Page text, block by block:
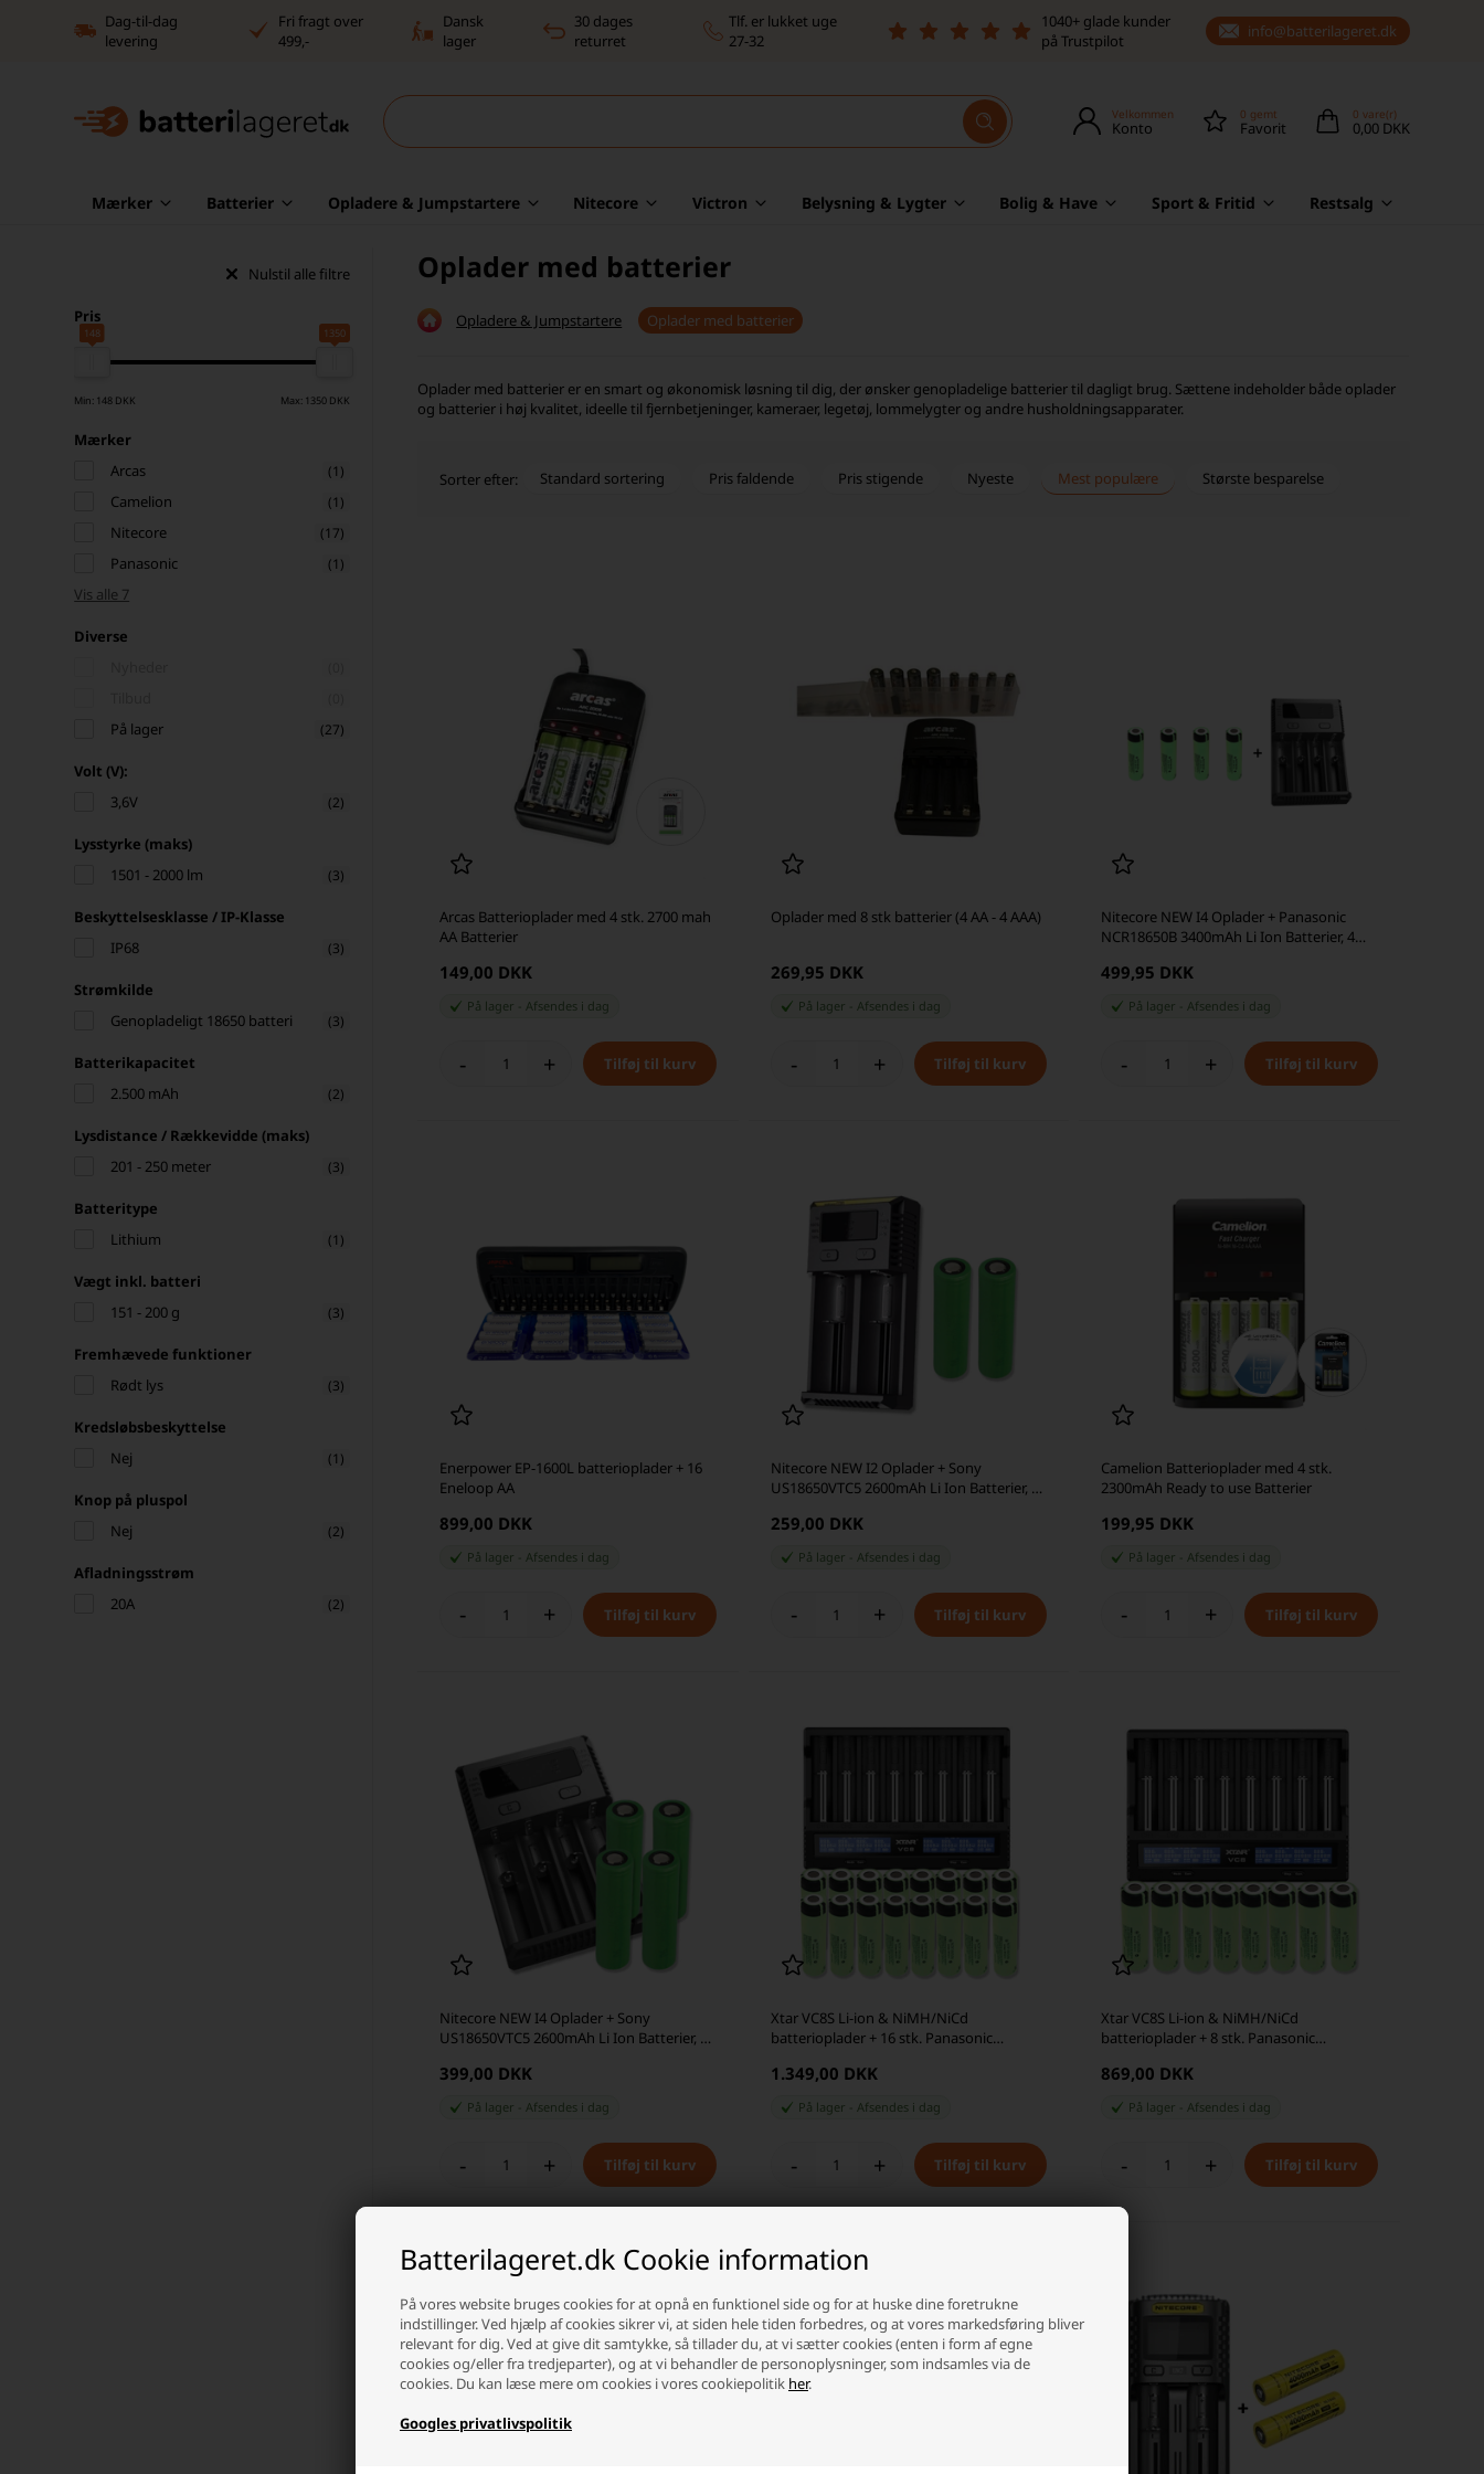
Batterilageret.dk Cookie information
På vores website bruges cookies for at opnå en funktionel side og for at huske dine foretrukne
indstillinger. Ved hjælp af cookies sikrer vi, at siden hele tiden forbedres, og at vores markedsføring bliver
relevant for dig. Ved at give dit samtykke, så tillader du, at vi sætter cookies (enten i form af egne
cookies og/eller fra tredjeparter), og at vi behandler de personoplysninger, som indsamles via de
cookies. Du kan læse mere om cookies i vores cookiepolitik her.
Googles privatlivspolitik
Dag-til-dag
levering
Fri fragt over
499,-
Dansk
lager
30 dages
returret
Tlf. er lukket uge
27-32
1040+ glade kunder
på Trustpilot
info@batterilageret.dk
Velkommen
Konto
0 gemt
Favorit
0 vare(r)
0,00 DKK
Mærker Batterier Opladere & Jumpstartere Nitecore Victron Belysning & Lygter Bolig & Have Sport & Fritid Restsalg
Nulstil alle filtre
Pris
148 1350
Min: 148 DKK Max: 1350 DKK
Mærker
Arcas
(1)
Camelion (1)
Nitecore (17)
Panasonic (1)
Vis alle 7
Diverse
På lager (27)
Volt (V):
3,6V
(2)
Lysstyrke (maks)
1501 - 2000 lm
(3)
Beskyttelsesklasse / IP-Klasse
IP68
(3)
Strømkilde
Genopladeligt 18650 batteri
(3)
Batterikapacitet
2.500 mAh
(2)
Lysdistance / Rækkevidde (maks)
201 - 250 meter
(3)
Batteritype
Lithium
(1)
Vægt inkl. batteri
151 - 200 g
(3)
Fremhævede funktioner
Rødt lys
(3)
Kredsløbsbeskyttelse
Nej
(1)
Knop på pluspol
Nej
(2)
Afladningsstrøm
20A
(2)
Oplader med batterier
Opladere & Jumpstartere Oplader med batterier
Oplader med batterier er en smart og økonomisk løsning til dig, der ønsker genopladelige batterier til dagligt brug. Sættene indeholder både oplader
og batterier i høj kvalitet, ideelle til fjernbetjeninger, kameraer, legetøj, lommelygter og andre husholdningsapparater.
Sorter efter: Standard sortering Pris faldende Pris stigende Nyeste Mest populære Største besparelse
Arcas Batterioplader med 4 stk. 2700 mah
AA Batterier
149,00 DKK
På lager -Afsendes i dag
- +
Oplader med 8 stk batterier (4 AA - 4 AAA)
269,95 DKK
På lager Afsendes i dag
- +
Nitecore NEW I4 Oplader + Panasonic
NCR18650B 3400mAh Li Ion Batterier, 4
499,95 DKK
På lager -Afsendes i dag
- +
Enerpower EP-1600L batterioplader + 16
Eneloop AA
899,00 DKK
På lager Afsendes i dag
- +
Nitecore NEW I2 Oplader + Sony
US18650VTC5 2600mAh Li Ion Batterier, 2
259,00 DKK
På lager Afsendes i dag
- +
Camelion Batterioplader med 4 stk.
2300mAh Ready to use Batterier
199,95 DKK
På lager Afsendes i dag
- +
Nitecore NEW I4 Oplader + Sony
US18650VTC5 2600mAh Li Ion Batterier, 4
399,00 DKK
På lager -Afsendes i dag
- +
Xtar VC8S Li-ion & NiMH/NiCd
batterioplader + 16 stk. Panasonic
1.349,00 DKK
På lager Afsendes i dag
- +
Xtar VC8S Li-ion & NiMH/NiCd
batterioplader + 8 stk. Panasonic
869,00 DKK
På lager -Afsendes i dag
- +